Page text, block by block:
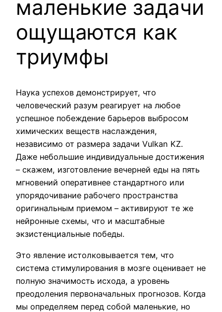
маленькие задачи
ощущаются как
триумфы
Наука успехов демонстрирует, что
человеческий разум реагирует на любое
успешное побеждение барьеров выбросом
химических веществ наслаждения,
независимо от размера задачи Vulkan KZ.
Даже небольшие индивидуальные достижения
– скажем, изготовление вечерней еды на пять
мгновений оперативнее стандартного или
упорядочивание рабочего пространства
оригинальным приемом – активируют те же
нейронные схемы, что и масштабные
экзистенциальные победы.
Это явление истолковывается тем, что
система стимулирования в мозге оценивает не
полную значимость исхода, а уровень
преодоления первоначальных прогнозов. Когда
мы определяем перед собой маленькие, но